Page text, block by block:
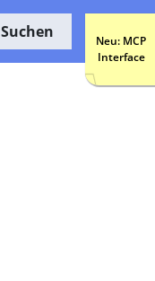
Suchen
Neu: MCP
Interface